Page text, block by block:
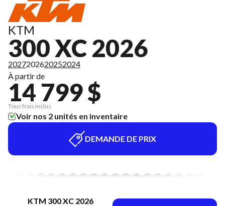
KTM
300 XC 2026
2027202620252024
À partir de
14 799 $
Tous frais inclus
Voir nos 2 unités en inventaire
DEMANDE DE PRIX
KTM 300 XC 2026